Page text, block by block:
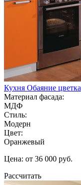
Кухня Обаяние цветка
Материал фасада:
МДФ
Стиль:
Модерн
Цвет:
Оранжевый
Цена: от 36 000 руб.
Рассчитать